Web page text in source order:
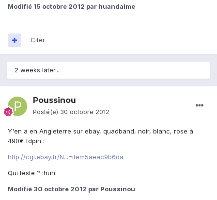
Modifié 15 octobre 2012 par huandaime
Citer
2 weeks later...
Poussinou
Posté(e) 30 octobre 2012
Y'en a en Angleterre sur ebay, quadband, noir, blanc, rose à
490€ fdpin :
http://cgi.ebay.fr/N...=item5aeac9b6da
Qui teste ? :huh:
Modifié 30 octobre 2012 par Poussinou